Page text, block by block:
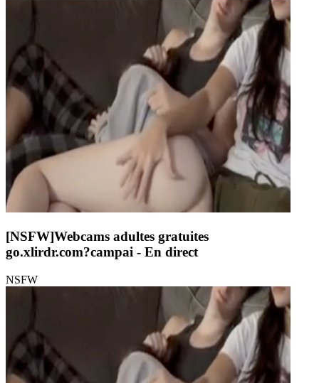
[NSFW]Webcams adultes gratuites
go.xlirdr.com?campai - En direct
NSFW